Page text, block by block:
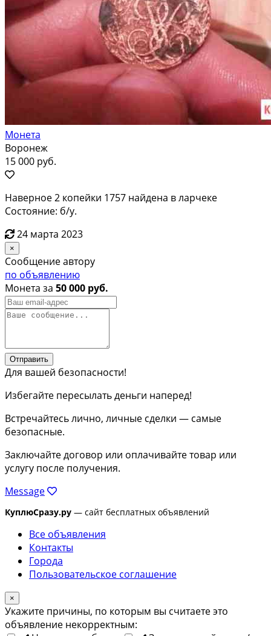
Монета
Воронеж
15 000 руб.
Наверное 2 копейки 1757 найдена в ларчеке
Состояние: б/у.
24 марта 2023
×
Сообщение автору
по объявлению
Монета за 50 000 руб.
Отправить
Для вашей безопасности!
Избегайте пересылать деньги наперед!
Встречайтесь лично, личные сделки — самые
безопасные.
Заключайте договор или оплачивайте товар или
услугу после получения.
Message
КуплюСразу.ру — сайт бесплатных объявлений
Все объявления
Контакты
Города
Пользовательское соглашение
×
Укажите причины, по которым вы считаете это
объявление некорректным: